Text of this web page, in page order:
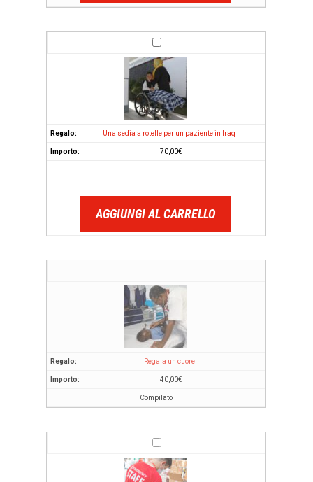
Una sedia a rotelle per un paziente in Iraq
70,00€
AGGIUNGI AL CARRELLO
Regala un cuore
40,00€
Compilato